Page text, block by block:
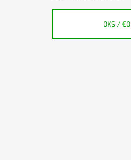
0KS /€0